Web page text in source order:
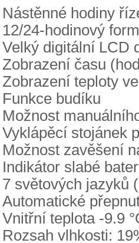
Nástěnné hodiny
12/24-hodinový
Velký digitální LCD
Zobrazení času
Zobrazení teploty
Funkce budíku
Možnost
Vyklápěcí stojánek
Možnost zavěšení
Indikátor slabé
7 světových jazyků
Automatické
Vnitřní teplota -9.9
Rozsah vlhkosti: